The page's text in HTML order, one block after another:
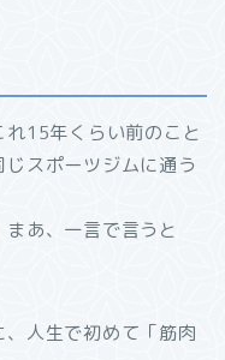
15年くらい前のこと
スポーツジムに通う
あ、一言で言うと
人生で初めて「筋肉